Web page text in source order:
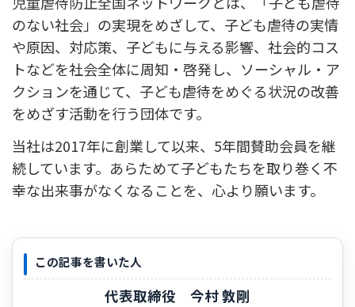
のない社会」の実現をめざして、子ども虐待の実情
や原因、対応策、子どもに与える影響、社会的コス
トなどを社会全体に周知・啓発し、ソーシャル・ア
クションを通じて、子ども虐待をめぐる状況の改善
をめざす活動を行う団体です。
当社は2017年に創業して以来、5年間賛助会員を継
続しています。あらためて子どもたちを取り巻く不
幸な出来事がなくなることを、心より願います。
この記事を書いた人
代表取締役 今村 敦剛